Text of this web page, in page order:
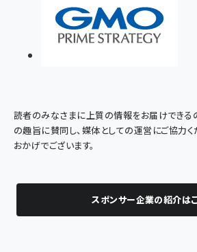
読者のみなさまに上質の情報をお届けでき
の趣旨に賛同し、媒体としての運営にご協力
おかげでございます。
スポンサー企業の紹介は